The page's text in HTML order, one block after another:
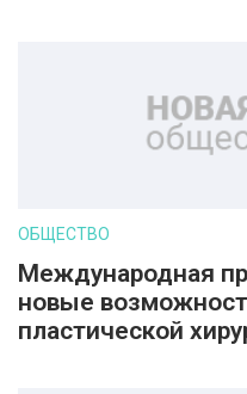
ОБЩЕСТВО
Международная
новые
пластической